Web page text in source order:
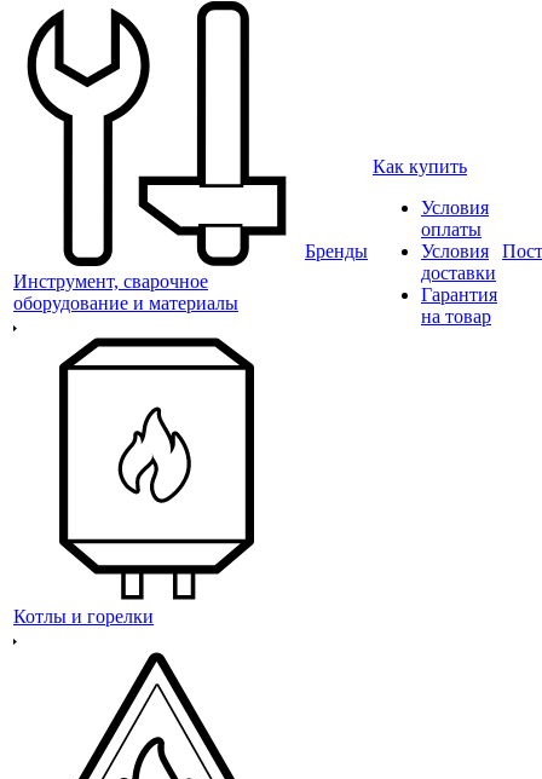
Инструмент, сварочное
оборудование и материалы
Котлы и горелки
Бренды
Как купить
Условия
оплаты
Условия
доставки
Гарантия
на товар